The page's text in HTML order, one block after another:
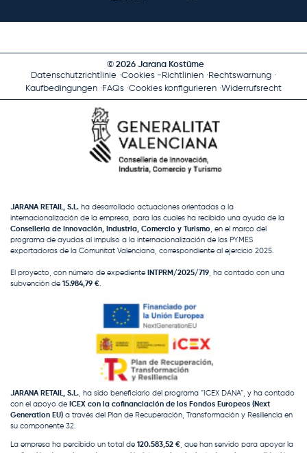
© 2026 Jarana Kostüme
Datenschutzrichtlinie Cookies -Richtlinien
Rechtswarnung
Kaufbedingungen
FAQs Cookies konfigurieren Widerrufsrecht
JARANA RETAIL, S.L. ha desarrollado actuaciones orientadas a la
internacionalización de la empresa, para las cuales ha recibido una ayuda de la
Conselleria de Innovación, Industria, Comercio y Turismo , en el marco del
programa de ayudas al impulso a la internacionalización de las PYMES
exportadoras de la Comunitat Valenciana, correspondiente al ejercicio 2025.
El proyecto, con número de expediente INTPRM/2025/719 , ha contado con una
subvención de 15.984,79 €
JARANA RETAIL, S.L. , ha sido beneficiario del programa “ICEX DANA”, y ha contado
con el apoyo de ICEX con la cofinanciación de los Fondos Europeos (Next
Generation EU) a través del Plan de Recuperación, Transformación y Resiliencia en
su componente 32.
La empresa ha percibido un total de 120.583,52 € , que han servido para apoyar la